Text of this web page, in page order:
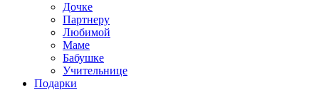
Дочке
Партнеру
Любимой
Маме
Бабушке
Учительнице
Подарки